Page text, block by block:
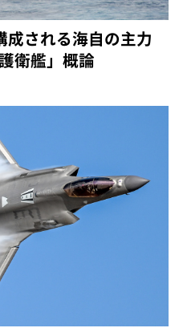
成される海自の主力
衛艦」概論